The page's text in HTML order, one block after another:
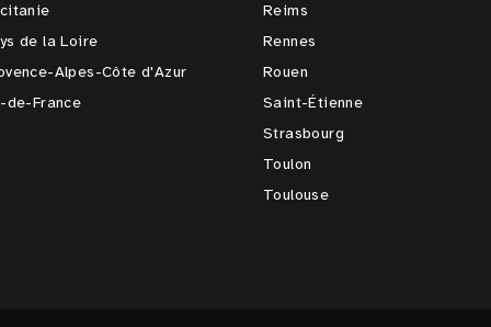
de la Loire
Alpes-Côte d'Azur
de-France
Reims
Rennes
Rouen
Saint-Étienne
Strasbourg
Toulon
Toulouse